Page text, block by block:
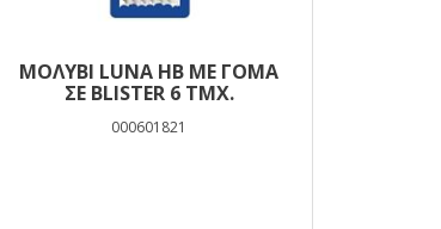
ΜΟΛΎΒΙ LUNA HB ΜΕ ΓΌΜΑ
ΣΕ BLISTER 6 ΤΜΧ.
000601821